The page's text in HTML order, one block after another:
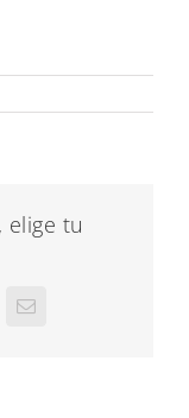
elige tu
Correo